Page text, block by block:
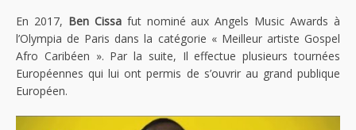
En 2017, Ben Cissafut nominé aux Angels Music Awards à
l’Olympia de Paris dans la catégorie « Meilleur artiste Gospel
Afro Caribéen ». Par la suite, Il effectue plusieurs tournées
Européennes qui lui ont permis de s’ouvrir au grand publique
Européen.